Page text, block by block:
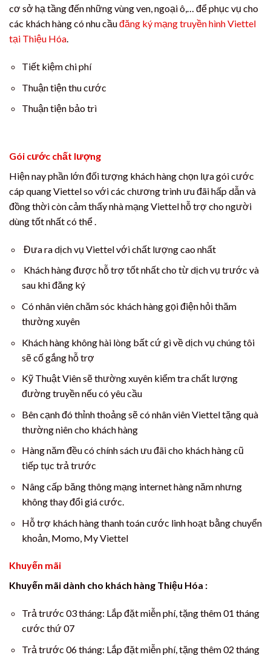
cơ sở hạ tầng đến những vùng ven, ngoại ô,… để phục vụ cho
các khách hàng có nhu cầuđăng ký mạng truyền hình Viettel
tại Thiệu Hóa.
Tiết kiệm chi phí
Thuận tiện thu cước
Thuận tiện bảo trì
Gói cước chất lượng
Hiện nay phần lớn đối tượng khách hàng chọn lựa gói cước
cáp quang Viettel so với các chương trình ưu đãi hấp dẫn và
đồng thời còn cảm thấy nhà mạng Viettel hỗ trợ cho người
dùng tốt nhất có thể .
Đưa ra dịch vụ Viettel với chất lượng cao nhất
Khách hàng được hỗ trợ tốt nhất cho từ dịch vụ trước và
sau khi đăng ký
Có nhân viên chăm sóc khách hàng gọi điện hỏi thăm
thường xuyên
Khách hàng không hài lòng bất cứ gì về dịch vụ chúng tôi
sẽ cố gắng hỗ trợ
Kỹ Thuật Viên sẽ thường xuyên kiểm tra chất lượng
đường truyền nếu có yêu cầu
Bên cạnh đó thỉnh thoảng sẽ có nhân viên Viettel tặng quà
thường niên cho khách hàng
Hàng năm đều có chính sách ưu đãi cho khách hàng cũ
tiếp tục trả trước
Nâng cấp băng thông mạng internet hàng năm nhưng
không thay đổi giá cước.
Hỗ trợ khách hàng thanh toán cước linh hoạt bằng chuyển
khoản, Momo, My Viettel
Khuyến mãi
Khuyến mãi dành cho khách hàng Thiệu Hóa :
Trả trước 03 tháng: Lắp đặt miễn phí, tặng thêm 01 tháng
cước thứ 07
Trả trước 06 tháng: Lắp đặt miễn phí, tặng thêm 02 tháng